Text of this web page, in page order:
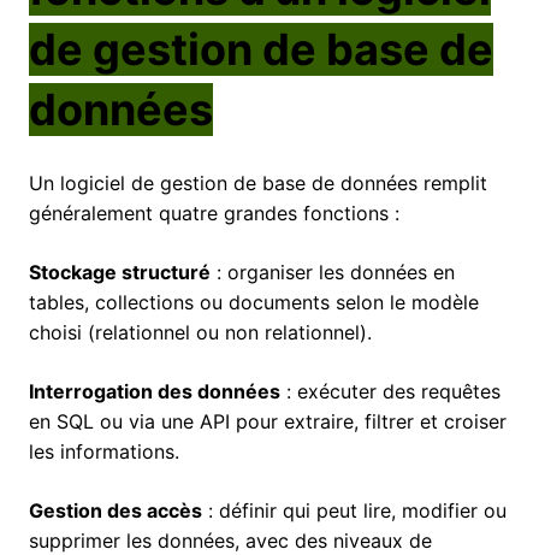
de gestion de base de
données
Un logiciel de gestion de base de données remplit
généralement quatre grandes fonctions :
Stockage structuré : organiser les données en
tables, collections ou documents selon le modèle
choisi (relationnel ou non relationnel).
Interrogation des données : exécuter des requêtes
en SQL ou via une API pour extraire, filtrer et croiser
les informations.
Gestion des accès : définir qui peut lire, modifier ou
supprimer les données, avec des niveaux de